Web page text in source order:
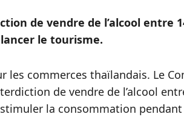
de vendre de l’alcool entre
le tourisme.
les commerces thaïlandais. Le
de vendre de l’alcool
la consommation